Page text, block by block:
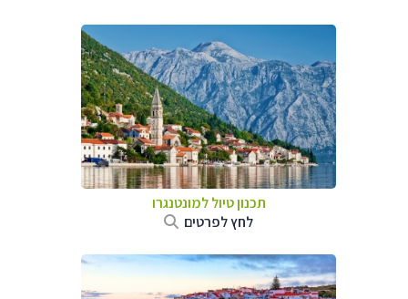
תכנון טיול למונטנגרו
לחץ לפרטים